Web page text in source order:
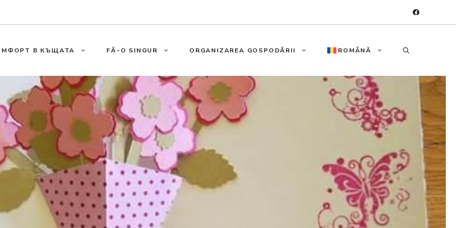
В КЪЩАТА FĂ-O SINGUR ORGANIZAREA GOSPODĂRII ROMÂNĂ